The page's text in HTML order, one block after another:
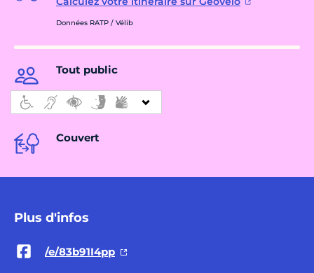
Données RATP / Vélib
Tout public
Couvert
Plus d'infos
/e/83b91I4pp